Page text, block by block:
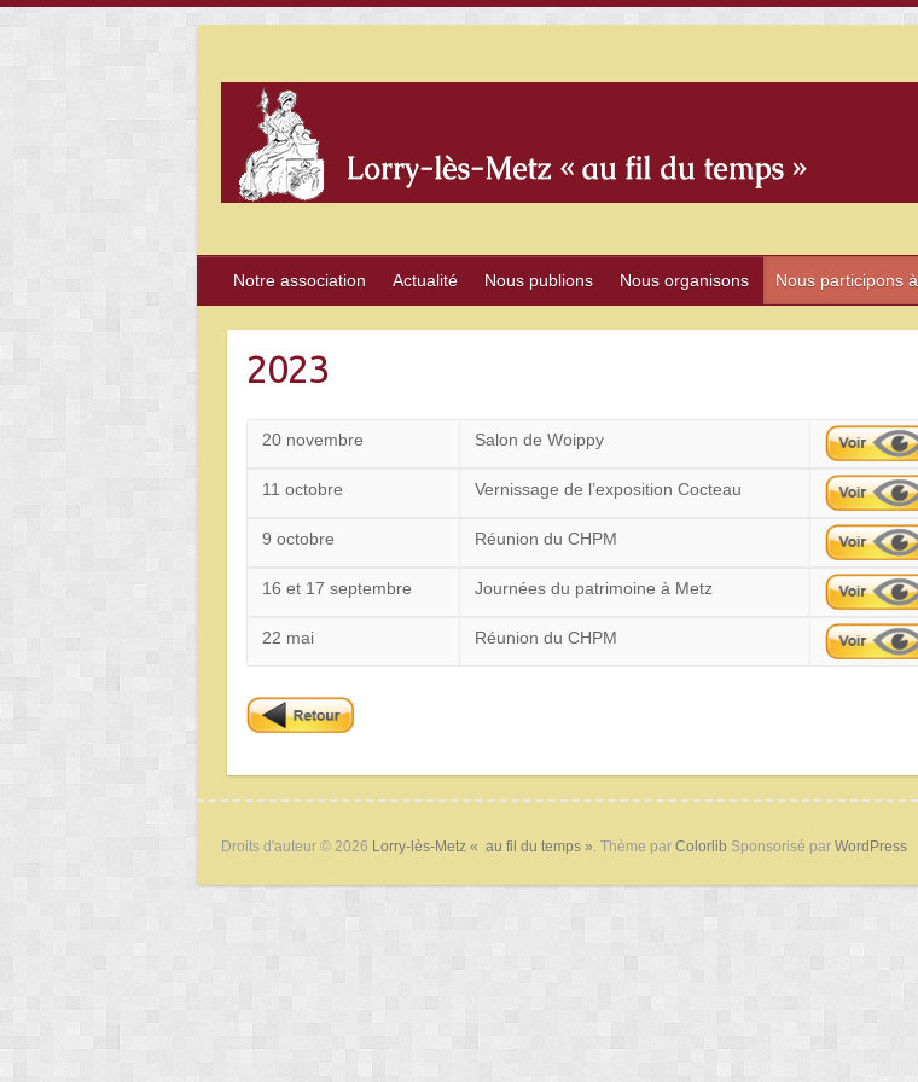
content
Notre association Actualité Nous publions Nous organisons Nous participons à
2023
20 novembre Salon de Woippy
11 octobre Vernissage de l’exposition Cocteau
9 octobre Réunion du CHPM
16 et 17 septembre Journées du patrimoine à Metz
22 mai Réunion du CHPM
Droits d'auteur © 2026 Lorry-lès-Metz « au fil du temps ». Thème par Colorlib Sponsorisé par WordPress